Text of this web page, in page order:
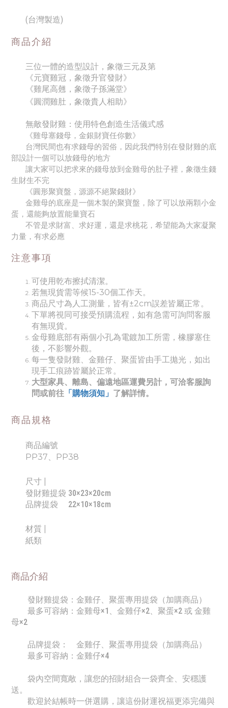
(台灣製造)
商品介紹
三位一體的造型設計，象徵三元及第
《元寶雞冠，象徵升官發財》
《雞尾高翹，象徵子孫滿堂》
《圓潤雞肚，象徵貴人相助》
無敵發財雞：使用特色創造生活儀式感
《雞母塞錢母，金銀財寶任你數》
台灣民間也有求錢母的習俗，因此我們特別在發財雞的底
部設計一個可以放錢母的地方
讓大家可以把求來的錢母放到金雞母的肚子裡，象徵生錢
生財生不完
《圓形聚寶盤，源源不絕聚錢財》
金雞母的底座是一個木製的聚寶盤，除了可以放兩顆小金
蛋，還能夠放置能量寶石
不管是求財富、求好運，還是求桃花，希望能為大家凝聚
力量，有求必應
注意事項
可使用乾布擦拭清潔。
若無現貨需等候15-30個工作天。
商品尺寸為人工測量，皆有±2cm誤差皆屬正常。
下單將視同可接受預購流程，如有急需可詢問客服
有無現貨。
金母雞底部有兩個小孔為電鍍加工所需，橡膠塞住
後，不影響外觀。
每一隻發財雞、金雞仔、聚蛋皆由手工拋光，如出
現手工痕跡皆屬於正常。
大型家具、離島、偏遠地區運費另計，可洽客服詢
問或前往 「購物須知」 了解詳情。
商品規格
商品編號
PP37、PP38
尺寸 |
發財雞提袋 30×23×20cm
品牌提袋 22×10×18cm
材質 |
紙類
商品介紹
發財雞提袋： 金雞仔、聚蛋專用提袋 （加購商品）
最多可容納：金雞母×1、金雞仔×2、聚蛋×2 或 金雞
母×2
品牌提袋： 金雞仔、聚蛋專用提袋（加購商品）
最多可容納：金雞仔×4
袋內空間寬敞 ， 讓您的招財組合一袋齊全、安穩護
送。
歡迎於結帳時一併選購，讓這份財運祝福更添完備與